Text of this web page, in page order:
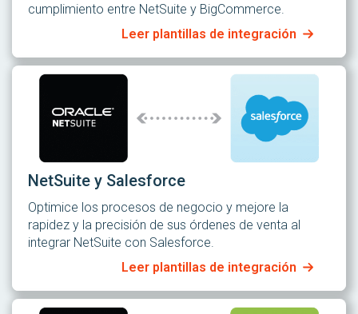
cumplimiento entre NetSuite y BigCommerce.
Leer plantillas de integración
NetSuite y Salesforce
Optimice los procesos de negocio y mejore la
rapidez y la precisión de sus órdenes de venta al
integrar NetSuite con Salesforce.
Leer plantillas de integración